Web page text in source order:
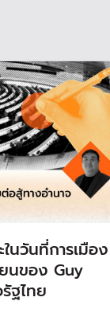
นวันที่การเมือง
นของ Guy
ฐไทย